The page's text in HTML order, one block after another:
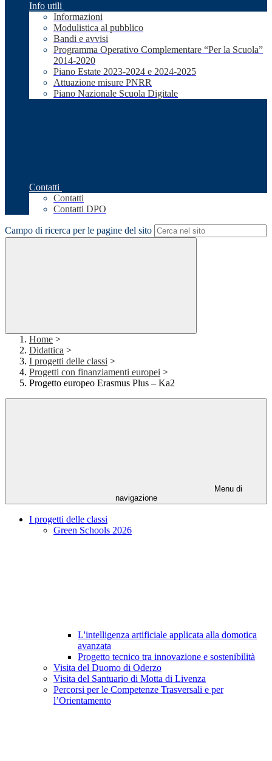
Info utili
Informazioni
Modulistica al pubblico
Bandi e avvisi
Programma Operativo Complementare “Per la Scuola”
2014-2020
Piano Estate 2023-2024 e 2024-2025
Attuazione misure PNRR
Piano Nazionale Scuola Digitale
Contatti
Contatti
Contatti DPO
Campo di ricerca per le pagine del sito
Home >
Didattica >
I progetti delle classi >
Progetti con finanziamenti europei >
Progetto europeo Erasmus Plus – Ka2
Menu di
navigazione
I progetti delle classi
Green Schools 2026
L'intelligenza artificiale applicata alla domotica
avanzata
Progetto tecnico tra innovazione e sostenibilità
Visita del Duomo di Oderzo
Visita del Santuario di Motta di Livenza
Percorsi per le Competenze Trasversali e per
l’Orientamento